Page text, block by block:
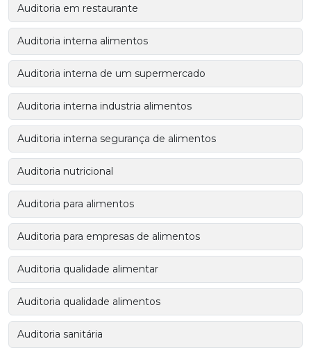
Auditoria em restaurante
Auditoria interna alimentos
Auditoria interna de um supermercado
Auditoria interna industria alimentos
Auditoria interna segurança de alimentos
Auditoria nutricional
Auditoria para alimentos
Auditoria para empresas de alimentos
Auditoria qualidade alimentar
Auditoria qualidade alimentos
Auditoria sanitária